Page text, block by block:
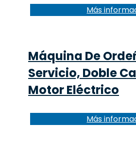
Más
Máquina De
Servicio, Doble
Motor Eléctrico
Más